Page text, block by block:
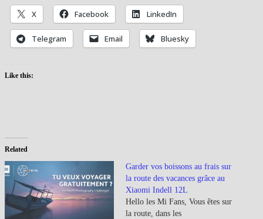
X Facebook LinkedIn
Telegram Email Bluesky
Like this:
Related
Garder vos boissons au frais sur
la route des vacances grâce au
Xiaomi Indell 12L
Hello les Mi Fans, Vous êtes sur
la route, dans les